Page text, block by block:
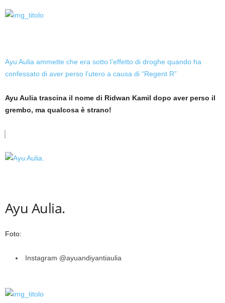
Ayu Aulia ammette che era sotto l’effetto di droghe quando ha
confessato di aver perso l’utero a causa di “Regent R”
Ayu Aulia trascina il nome di Ridwan Kamil dopo aver perso il
grembo, ma qualcosa è strano!
Ayu Aulia.
Foto:
Instagram @ayuandiyantiaulia